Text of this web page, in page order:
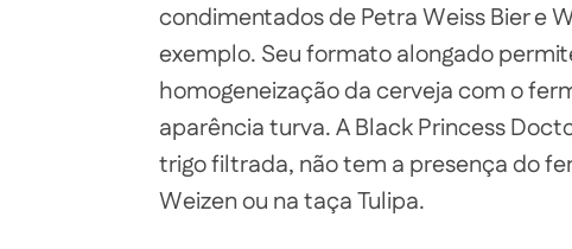
condimentados de Petra Weiss Bier e
exemplo. Seu formato alongado
homogeneização da cerveja com o
aparência turva. A Black Princess
trigo filtrada, não tem a presença do
Weizen ou na taça Tulipa.